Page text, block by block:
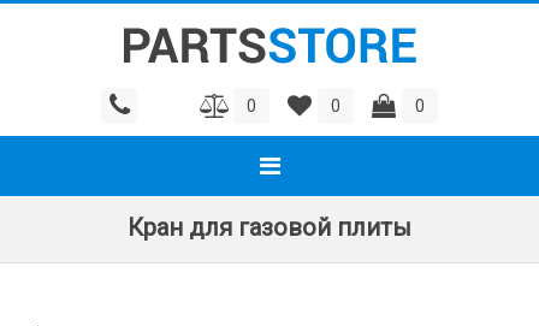
0 0 0
Кран для газовой плиты